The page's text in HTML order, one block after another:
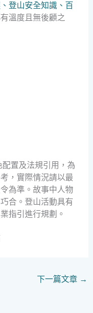
登山安全知識、百
溫度且無後顧之
置及法規引用，為
，實際情況請以最
為準。故事中人物
合。登山活動具有
指引進行規劃。
下一篇文章 →